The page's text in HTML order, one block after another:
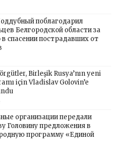
поблагодарил
Белгородской области за
спасении пострадавших от
örgütler, Birleşik Rusya’nın yeni
için Vladislav Golovin’e
организации передали
Головину предложения в
программу «Единой